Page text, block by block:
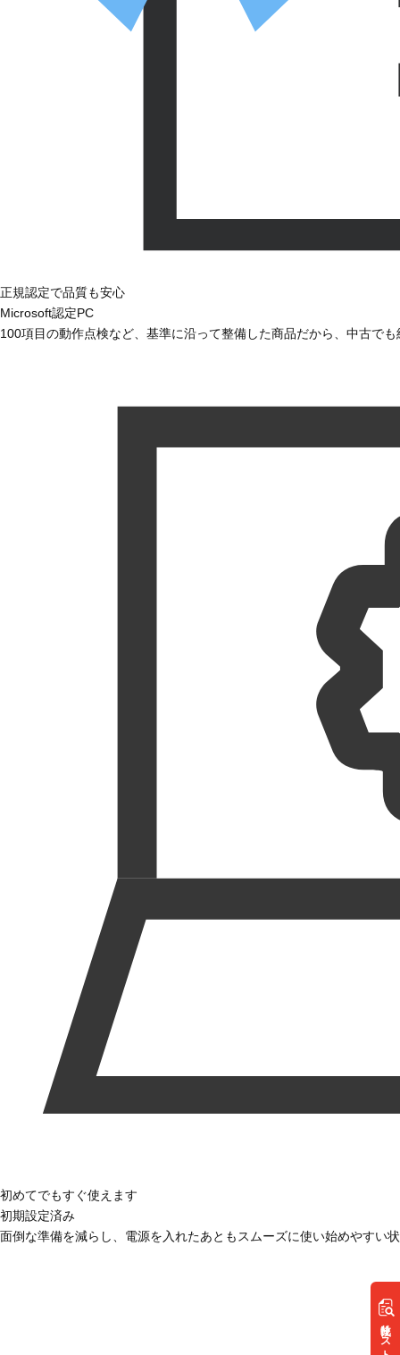
リスト
正規認定で品質も安心
Microsoft認定PC
100項目の動作点検など、基準に沿って整備した商品だから、中古で
初めてでもすぐ使えます
初期設定済み
面倒な準備を減らし、電源を入れたあともスムーズに使い始めやすい